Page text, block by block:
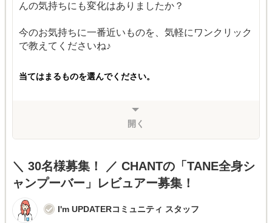
んの気持ちにも変化はありましたか？
今のお気持ちに一番近いものを、気軽にワンクリック
で教えてくださいね♪
当てはまるものを選んでください。
開く
＼ 30名様募集！ ／ CHANTの「TANE全身シ
ャンプーバー」レビュアー募集！
I'm UPDATERコミュニティ スタッフ